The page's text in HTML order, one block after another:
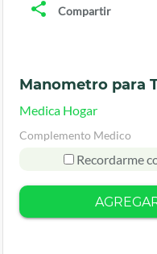
Compartir
Manometro para
Medica Hogar
Complemento Medico
Recordarme